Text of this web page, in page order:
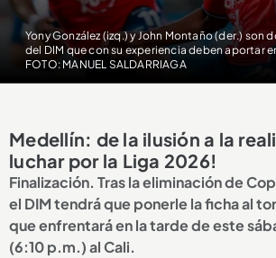
Yony González (izq.) y John Montaño (der.) son
del DIM que con su experiencia deben aportar
FOTO: MANUEL SALDARRIAGA
Medellín: de la ilusión a la
luchar por la Liga 2026!
Finalización. Tras la eliminación de
el DIM tendrá que ponerle la ficha al
que enfrentará en la tarde de este
(6:10 p.m.) al Cali.